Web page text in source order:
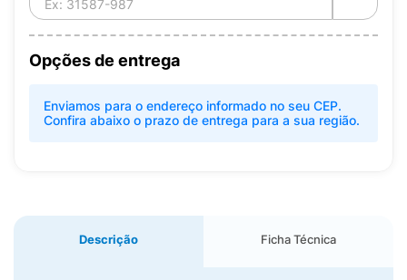
Opções de entrega
Enviamos para o endereço informado no seu CEP.
Confira abaixo o prazo de entrega para a sua região.
Descrição Ficha Técnica